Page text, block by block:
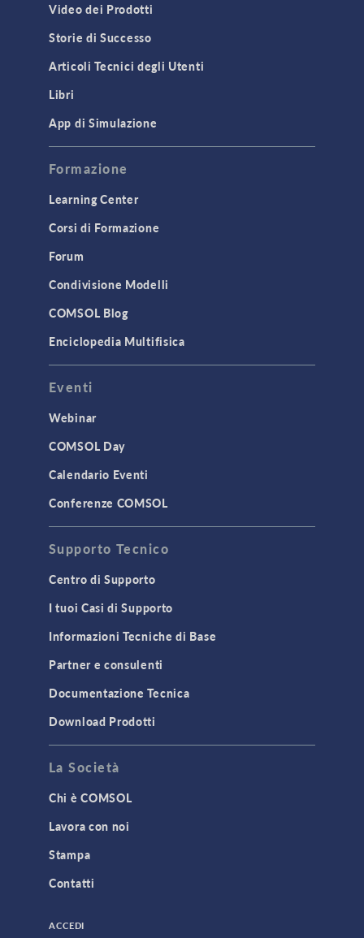
Video dei Prodotti
Storie di Successo
Articoli Tecnici degli Utenti
Libri
App di Simulazione
Formazione
Learning Center
Corsi di Formazione
Forum
Condivisione Modelli
COMSOL Blog
Enciclopedia Multifisica
Eventi
Webinar
COMSOL Day
Calendario Eventi
Conferenze COMSOL
Supporto Tecnico
Centro di Supporto
I tuoi Casi di Supporto
Informazioni Tecniche di Base
Partner e consulenti
Documentazione Tecnica
Download Prodotti
La Società
Chi è COMSOL
Lavora con noi
Stampa
Contatti
ACCEDI